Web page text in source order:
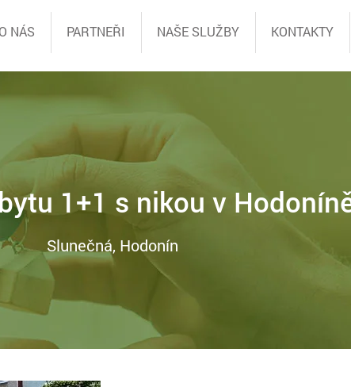
O NÁS PARTNEŘI NAŠE SLUŽBY KONTAKTY
1+1 s nikou v
Slunečná, Hodonín